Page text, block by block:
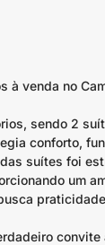
à venda no
sendo 2
conforto,
suítes foi
um